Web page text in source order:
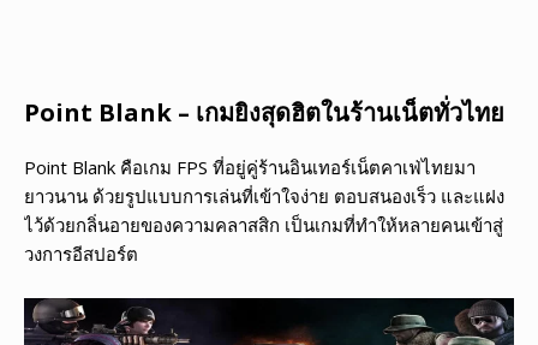
Point Blank – เกมยิงสุดฮิตในร้านเน็ตทั่วไทย
Point Blank คือเกม FPS ที่อยู่คู่ร้านอินเทอร์เน็ตคาเฟ่ไทยมา
ยาวนาน ด้วยรูปแบบการเล่นที่เข้าใจง่าย ตอบสนองเร็ว และแฝง
ไว้ด้วยกลิ่นอายของความคลาสสิก เป็นเกมที่ทำให้หลายคนเข้าสู่
วงการอีสปอร์ต